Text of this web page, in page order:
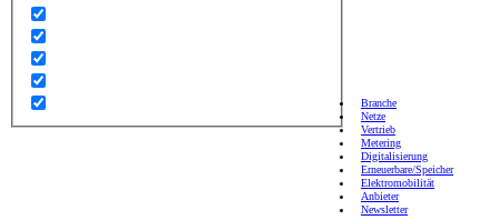
Branche
Netze
Vertrieb
Metering
Digitalisierung
Erneuerbare/Speicher
Elektromobilität
Anbieter
Newsletter